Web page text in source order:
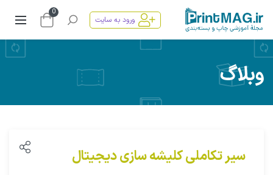
ورود به سایت
0
وبلاگ
سیر تکاملی کلیشه سازی دیجیتال